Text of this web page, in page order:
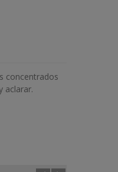
concentrados
aclarar.